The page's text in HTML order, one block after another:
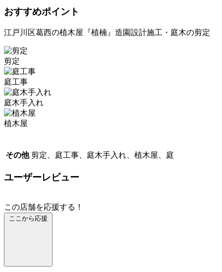
おすすめポイント
江戸川区葛西の植木屋『植楠』造園設計施工・庭木の剪定
剪定
庭工事
庭木手入れ
植木屋
その他 剪定、庭工事、庭木手入れ、植木屋、庭
ユーザーレビュー
この店舗を応援する！
ここから応援